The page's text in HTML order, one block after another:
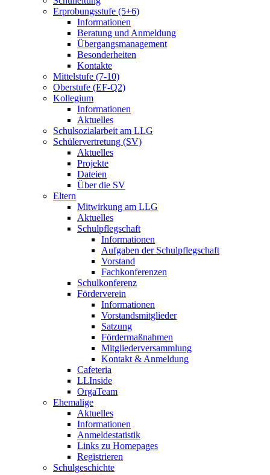
Erprobungsstufe (5+6)
Informationen
Beratung und Anmeldung
Übergangsmanagement
Besonderheiten
Kontakte
Mittelstufe (7-10)
Oberstufe (EF-Q2)
Kollegium
Informationen
Aktuelles
Schulsozialarbeit am LLG
Schülervertretung (SV)
Aktuelles
Projekte
Dateien
Über die SV
Eltern
Mitwirkung am LLG
Aktuelles
Schulpflegschaft
Informationen
Aufgaben der Schulpflegschaft
Vorstand
Fachkonferenzen
Schulkonferenz
Förderverein
Informationen
Vorstandsmitglieder
Satzung
Fördermaßnahmen
Mitgliederversammlung
Kontakt & Anmeldung
Cafeteria
LLInside
OrgaTeam
Ehemalige
Aktuelles
Informationen
Anmeldestatistik
Links zu Homepages
Registrieren
Schulgeschichte